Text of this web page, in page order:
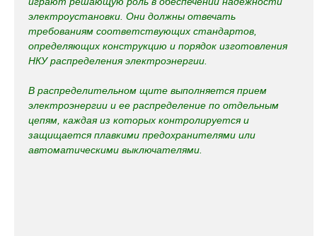
электроустановки. Они должны отвечать
требованиям соответствующих стандартов,
определяющих конструкцию и порядок изготовления
НКУ распределения электроэнергии.
В распределительном щите выполняется прием
электроэнергии и ее распределение по отдельным
цепям, каждая из которых контролируется и
защищается плавкими предохранителями или
автоматическими выключателями.